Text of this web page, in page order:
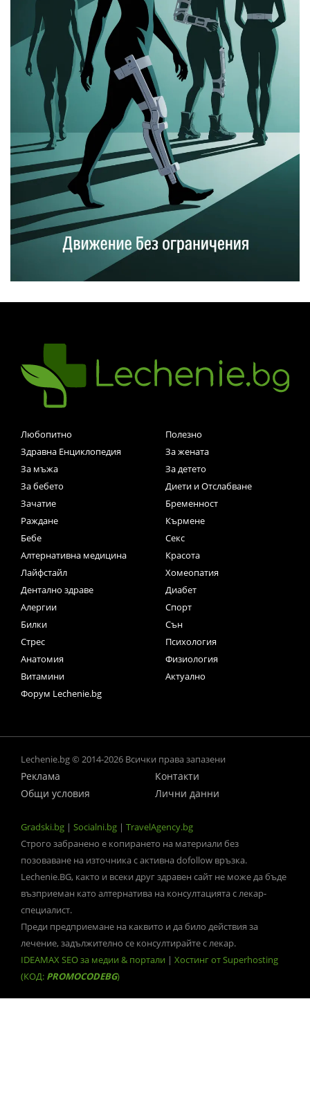
Любопитно
Полезно
Здравна Енциклопедия
За жената
За мъжа
За детето
За бебето
Диети и Отслабване
Зачатие
Бременност
Раждане
Кърмене
Бебе
Секс
Алтернативна медицина
Красота
Лайфстайл
Хомеопатия
Дентално здраве
Диабет
Алергии
Спорт
Билки
Сън
Стрес
Психология
Анатомия
Физиология
Витамини
Актуално
Форум Lechenie.bg
Lechenie.bg © 2014-2026 Всички права запазени
Реклама
Контакти
Общи условия
Лични данни
Gradski.bg | Socialni.bg | TravelAgency.bg
Строго забранено е копирането на материали без
позоваване на източника с активна dofollow връзка.
Lechenie.BG, както и всеки друг здравен сайт не може да бъде
възприеман като алтернатива на консултацията с лекар-
специалист.
Преди предприемане на каквито и да било действия за
лечение, задължително се консултирайте с лекар.
IDEAMAX SEO за медии & портали | Хостинг от Superhosting
(КОД: PROMOCODEBG)